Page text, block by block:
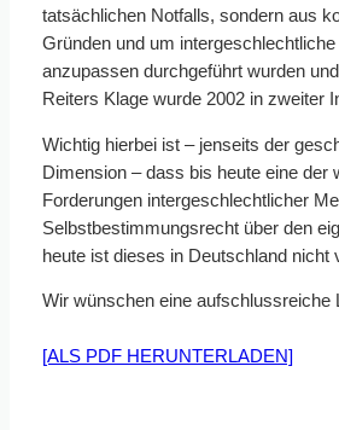
tatsächlichen Notfalls, sondern aus
Gründen und um
anzupassen durchgeführt wurden
Reiters Klage wurde 2002 in zweiter
Wichtig hierbei ist – jenseits der
Dimension – dass bis heute eine der
Forderungen intergeschlechtlicher
Selbstbestimmungsrecht über den
heute ist dieses in Deutschland nicht
Wir wünschen eine aufschlussreiche
[ALS PDF HERUNTERLADEN]